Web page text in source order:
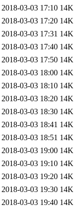
2018-03-03 17:10 14K
2018-03-03 17:20 14K
2018-03-03 17:31 14K
2018-03-03 17:40 14K
2018-03-03 17:50 14K
2018-03-03 18:00 14K
2018-03-03 18:10 14K
2018-03-03 18:20 14K
2018-03-03 18:30 14K
2018-03-03 18:41 14K
2018-03-03 18:51 14K
2018-03-03 19:00 14K
2018-03-03 19:10 14K
2018-03-03 19:20 14K
2018-03-03 19:30 14K
2018-03-03 19:40 14K